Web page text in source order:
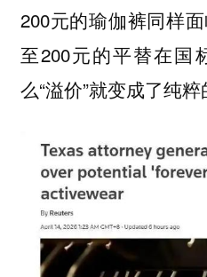
200元的瑜伽裤同样
至200元的平替在国
么“溢价”就变成了纯粹